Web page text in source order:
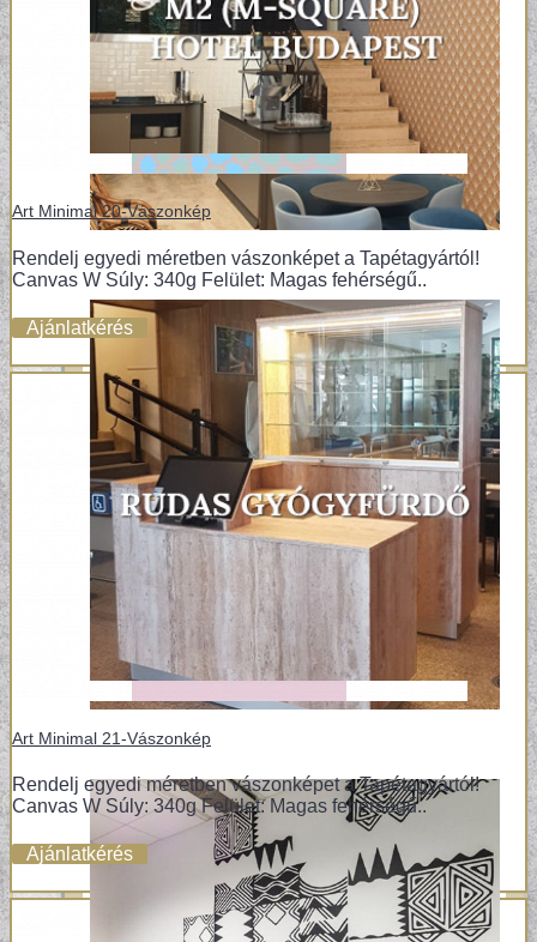
Art Minimal 20-Vászonkép
Rendelj egyedi méretben vászonképet a Tapétagyártól!
Canvas W Súly: 340g Felület: Magas fehérségű..
Ajánlatkérés
Art Minimal 21-Vászonkép
Rendelj egyedi méretben vászonképet a Tapétagyártól!
Canvas W Súly: 340g Felület: Magas fehérségű..
Ajánlatkérés